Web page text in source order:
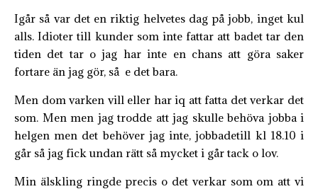
Igår så var det en riktig helvetes dag på jobb, inget kul
alls. Idioter till kunder som inte fattar att badet tar den
tiden det tar o jag har inte en chans att göra saker
fortare än jag gör, så e det bara.
Men dom varken vill eller har iq att fatta det verkar det
som. Men men jag trodde att jag skulle behöva jobba i
helgen men det behöver jag inte, jobbadetill kl 18.10 i
går så jag fick undan rätt så mycket i går tack o lov.
Min älskling ringde precis o det verkar som om att vi